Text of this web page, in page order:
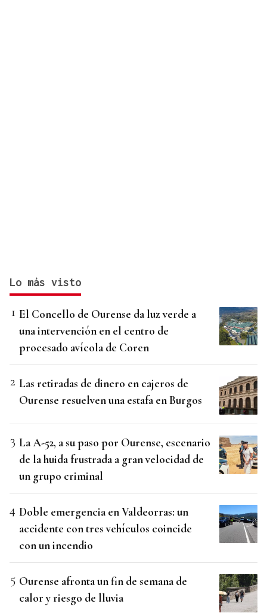
Lo más visto
El Concello de Ourense da luz verde a
una intervención en el centro de
procesado avícola de Coren
Las retiradas de dinero en cajeros de
Ourense resuelven una estafa en Burgos
La A-52, a su paso por Ourense, escenario
de la huida frustrada a gran velocidad de
un grupo criminal
Doble emergencia en Valdeorras: un
accidente con tres vehículos coincide
con un incendio
Ourense afronta un fin de semana de
calor y riesgo de lluvia